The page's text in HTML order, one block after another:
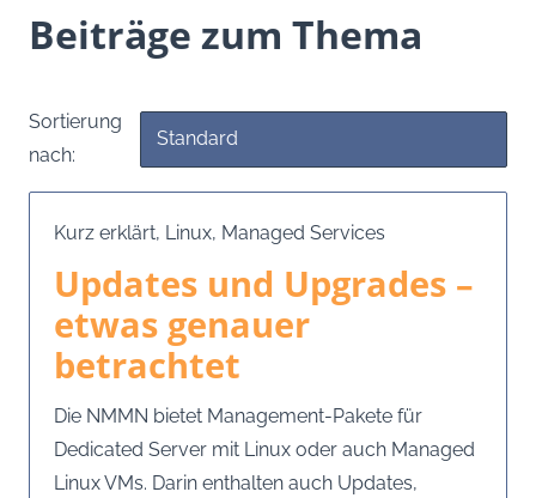
Beiträge zum Thema
Sortierung
nach:
Kurz erklärt, Linux, Managed Services
Updates und Upgrades –
etwas genauer
betrachtet
Die NMMN bietet Management-Pakete für
Dedicated Server mit Linux oder auch Managed
Linux VMs. Darin enthalten auch Updates,